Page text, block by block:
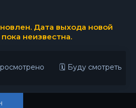
Дата выхода новой
неизвестна.
🗓 Буду смотреть